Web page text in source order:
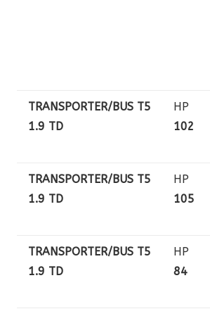
TRANSPORTER/BUS T5
1.9 TD
HP
102
TRANSPORTER/BUS T5
1.9 TD
HP
105
TRANSPORTER/BUS T5
1.9 TD
HP
84